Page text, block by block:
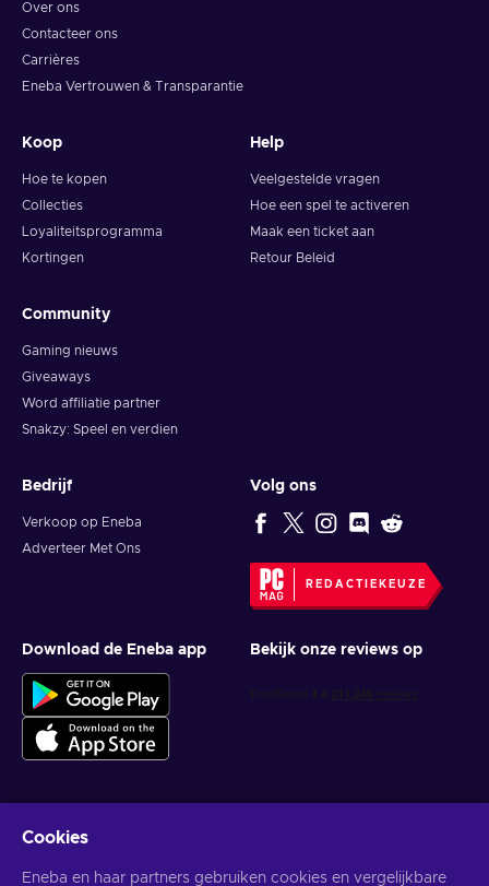
Over ons
Contacteer ons
Carrières
Eneba Vertrouwen & Transparantie
Koop
Hoe te kopen
Collecties
Loyaliteitsprogramma
Kortingen
Help
Veelgestelde vragen
Hoe een spel te activeren
Maak een ticket aan
Retour Beleid
Community
Gaming nieuws
Giveaways
Word affiliatie partner
Snakzy: Speel en verdien
Bedrijf
Verkoop op Eneba
Adverteer Met Ons
Volg ons
REDACTIEKEUZE
Download de Eneba app Bekijk onze reviews op
Krijg gepersonaliseerde gameaanbiedingen
Cookies
Eneba en haar partners gebruiken cookies en vergelijkbare